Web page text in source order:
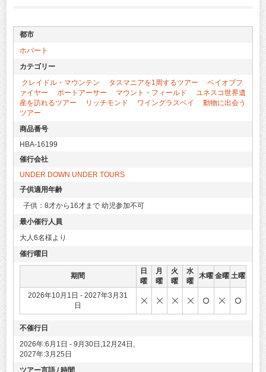
都市
ホバート
カテゴリー
クレイドル・マウンテン
タスマニアを1周するツアー
ベイオブフ
ァイヤー
ポートアーサー マウント・フィールド
ユネスコ世界遺
産を訪れるツアー
リッチモンド ワイングラスベイ
動物に出会う
ツアー
商品番号
HBA-16199
催行会社
UNDER DOWN UNDER TOURS
子供適用年齢
子供：8才から16才まで 幼児参加不可
最小催行人員
大人6名様より
催行曜日
期間
日
曜
月
曜
火
曜
水
曜
木曜 金曜 土曜
2026年10月1日 - 2027年3月31
日
不催行日
2026年:6月1日 - 9月30日,12月24日,
2027年:3月25日
ツアー言語 / 時間